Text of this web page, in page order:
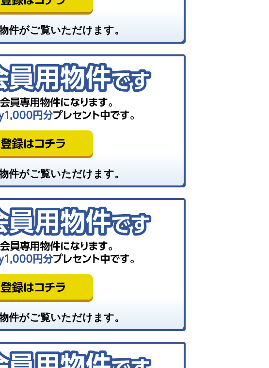
件がご覧いただけます。
件がご覧いただけます。
件がご覧いただけます。